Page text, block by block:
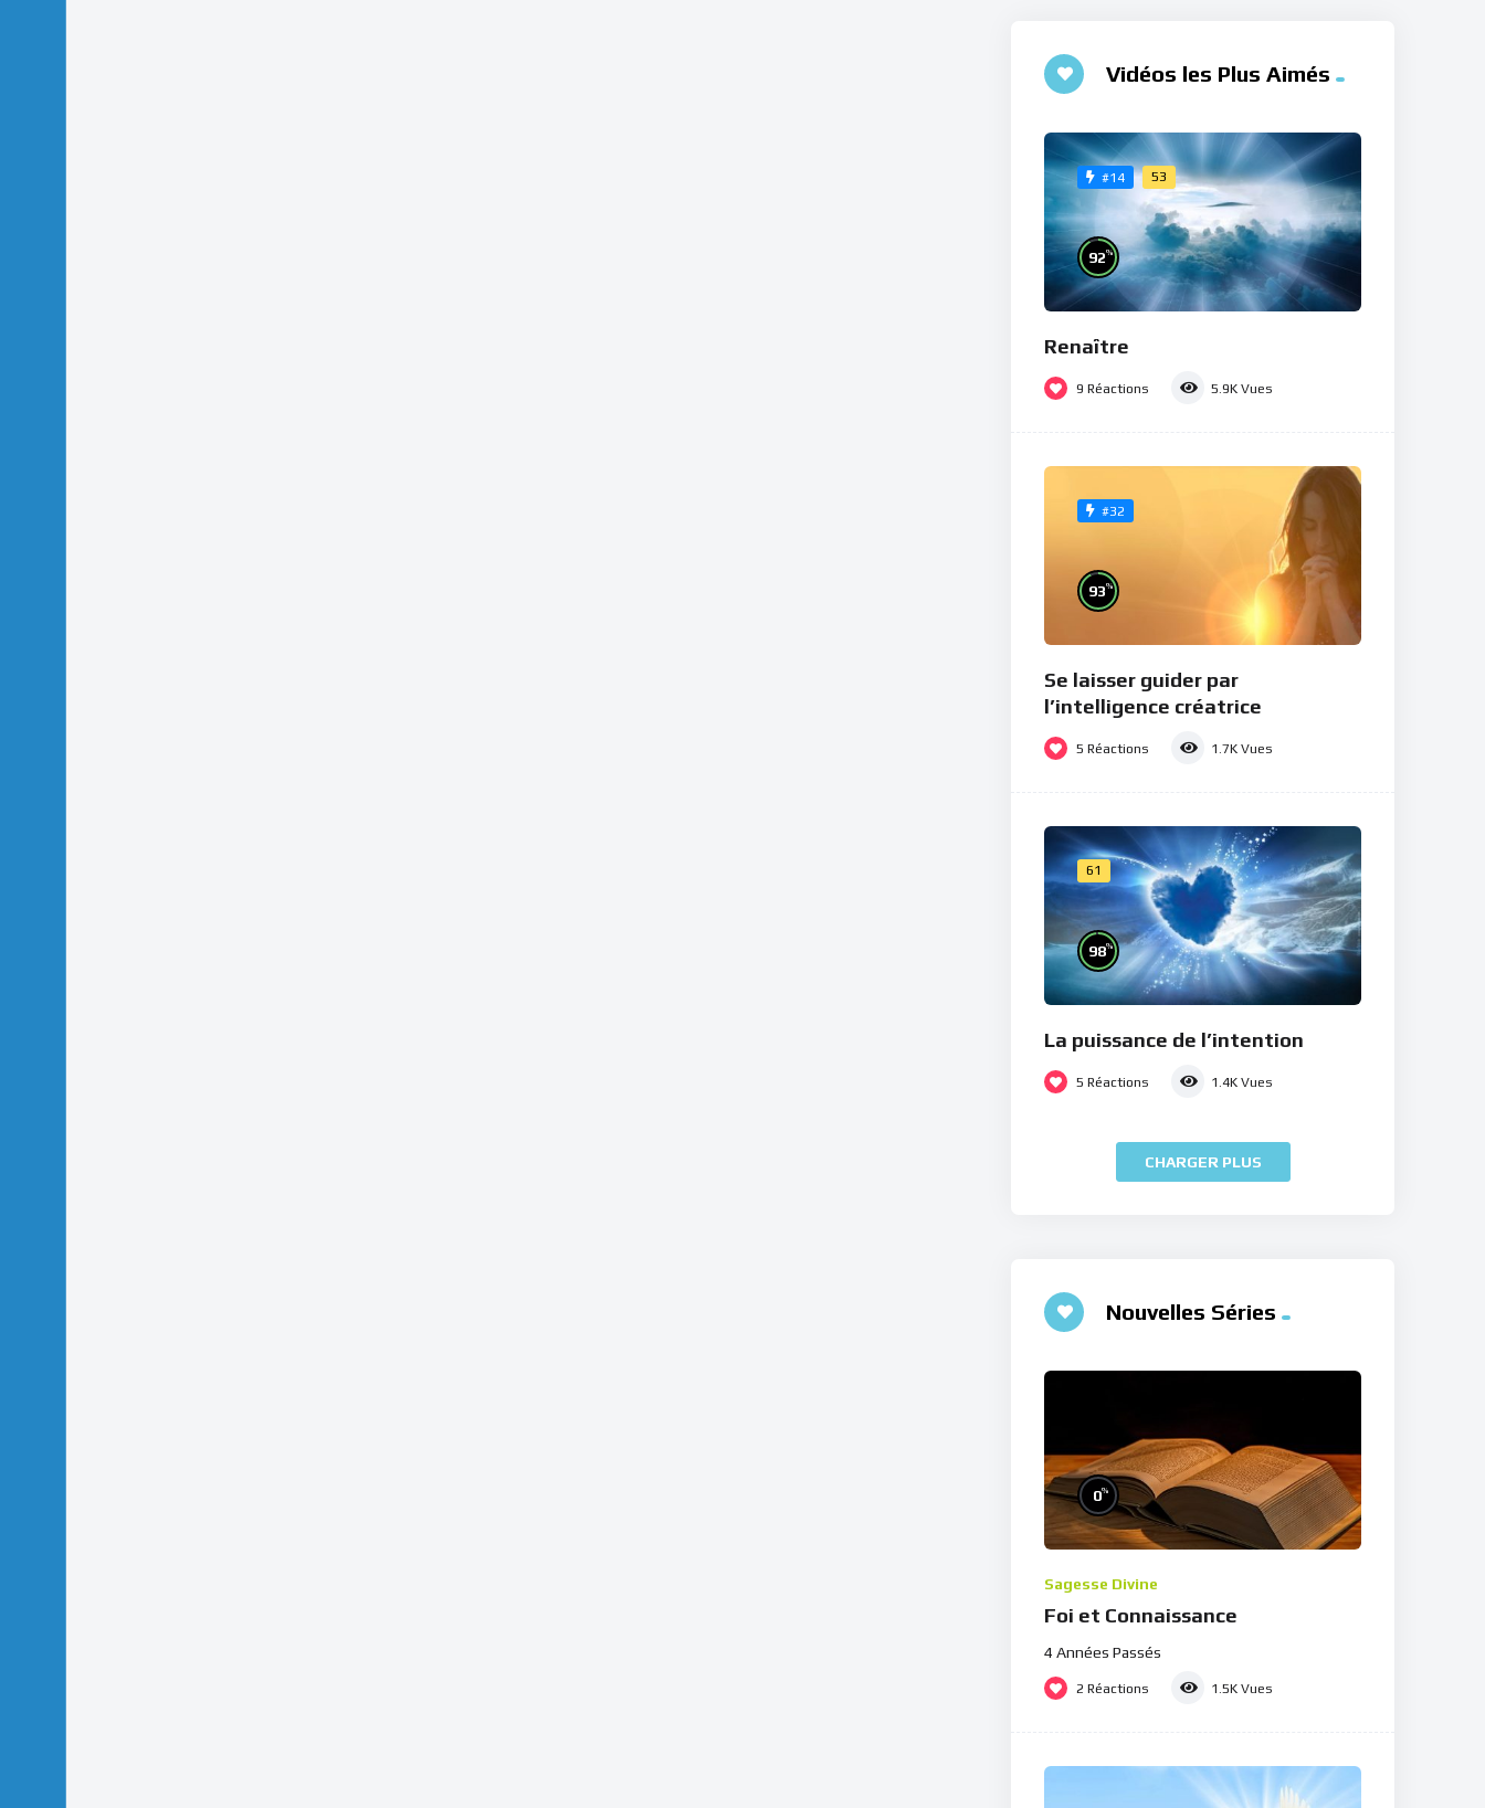
Vidéos les Plus Aimés
#14 53
92%
Renaître
9 Réactions 5.9K Vues
#32
93%
Se laisser guider par
l’intelligence créatrice
5 Réactions 1.7K Vues
61
98%
La puissance de l’intention
5 Réactions 1.4K Vues
CHARGER PLUS
Nouvelles Séries
0%
Sagesse Divine
Foi et Connaissance
4 Années Passés
2 Réactions 1.5K Vues